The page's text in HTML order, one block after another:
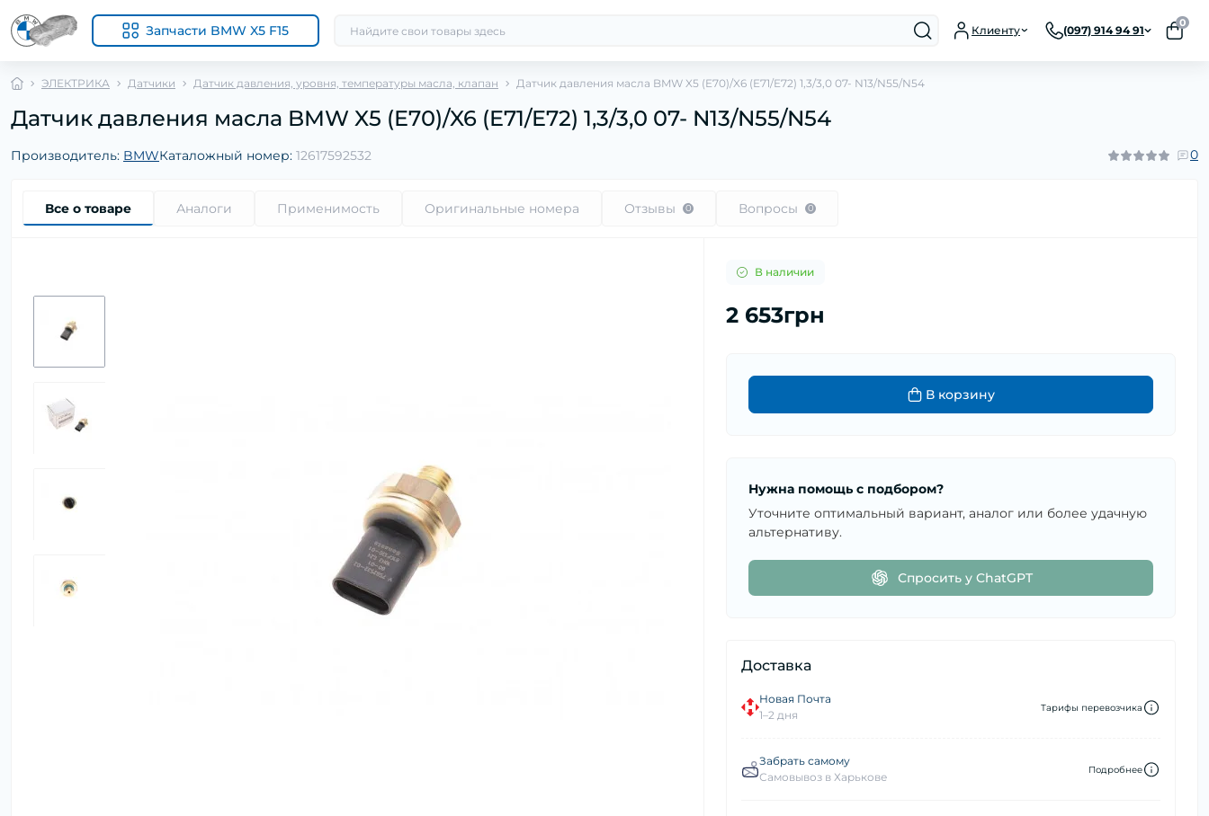
Запчасти BMW X5 F15 Клиенту (097) 914 94 91
0
ЭЛЕКТРИКА Датчики Датчик давления, уровня, температуры масла, клапан Датчик давления масла BMW X5 (E70)/X6 (E71/E72) 1,3/3,0 07- N13/N55/N54
Датчик давления масла BMW X5 (E70)/X6 (E71/E72) 1,3/3,0 07- N13/N55/N54
Производитель: BMWКаталожный номер: 12617592532 0
Все о товаре Аналоги Применимость Оригинальные номера Отзывы 0 Вопросы 0
В наличии
2 653грн
В корзину
Нужна помощь с подбором?
Уточните оптимальный вариант, аналог или более удачную
альтернативу.
Спросить у ChatGPT
Доставка
Новая Почта
1–2 дня
Тарифы перевозчика
Забрать самому
Самовывоз в Харькове
Подробнее